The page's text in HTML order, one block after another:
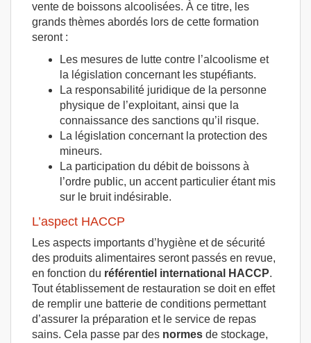
vente de boissons alcoolisées. À ce titre, les
grands thèmes abordés lors de cette formation
seront :
Les mesures de lutte contre l’alcoolisme et
la législation concernant les stupéfiants.
La responsabilité juridique de la personne
physique de l’exploitant, ainsi que la
connaissance des sanctions qu’il risque.
La législation concernant la protection des
mineurs.
La participation du débit de boissons à
l’ordre public, un accent particulier étant mis
sur le bruit indésirable.
L’aspect HACCP
Les aspects importants d’hygiène et de sécurité
des produits alimentaires seront passés en revue,
en fonction du référentiel international HACCP.
Tout établissement de restauration se doit en effet
de remplir une batterie de conditions permettant
d’assurer la préparation et le service de repas
sains. Cela passe par des normes de stockage,